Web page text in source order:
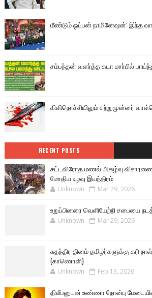
மீண்டும் ஓப்பன் நாமினேஷன்: இந்த
சம்பந்தன் வளர்த்த கடா மார்பில்
கிளிநொச்சியிலும் சற்றுமுன்னர்
RECENT POSTS
சட்டவிரோத மணல் அகழ்வு
மோதிய உழவு இயந்திரம்
Unknown Mar 29, 2026
உறுப்பினரை வெளியேற்றி சபையை
Unknown Mar 29, 2026
சுதந்திர தினம் தமிழர்களுக்கு கரி
(காணொளி)
Unknown Feb 13, 2026
திலீபனுடன் உண்ணா நோன்பு